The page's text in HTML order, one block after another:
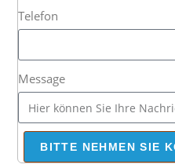
Telefon
Message
BITTE NEHMEN SIE